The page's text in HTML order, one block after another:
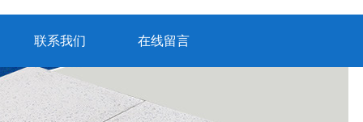
联系我们 在线留言